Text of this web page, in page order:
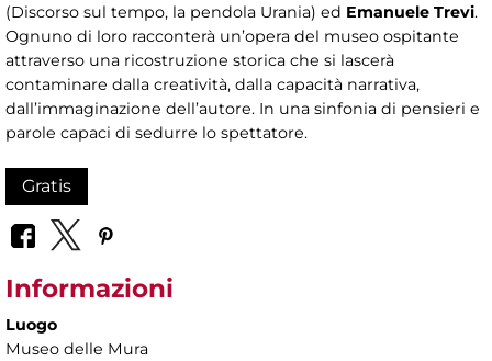
(Discorso sul tempo, la pendola Urania) ed Emanuele Trevi.
Ognuno di loro racconterà un’opera del museo ospitante
attraverso una ricostruzione storica che si lascerà
contaminare dalla creatività, dalla capacità narrativa,
dall’immaginazione dell’autore. In una sinfonia di pensieri e
parole capaci di sedurre lo spettatore.
Gratis
Informazioni
Luogo
Museo delle Mura